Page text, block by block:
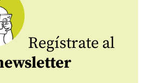
Regístrate al